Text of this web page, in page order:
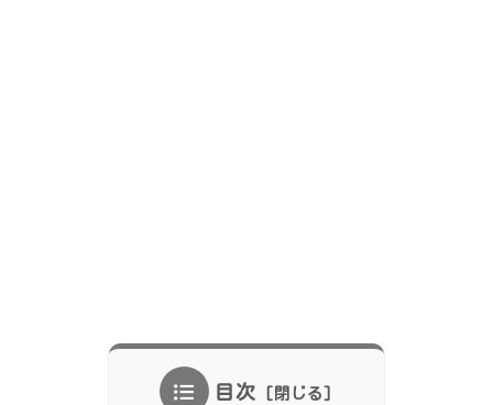
目次